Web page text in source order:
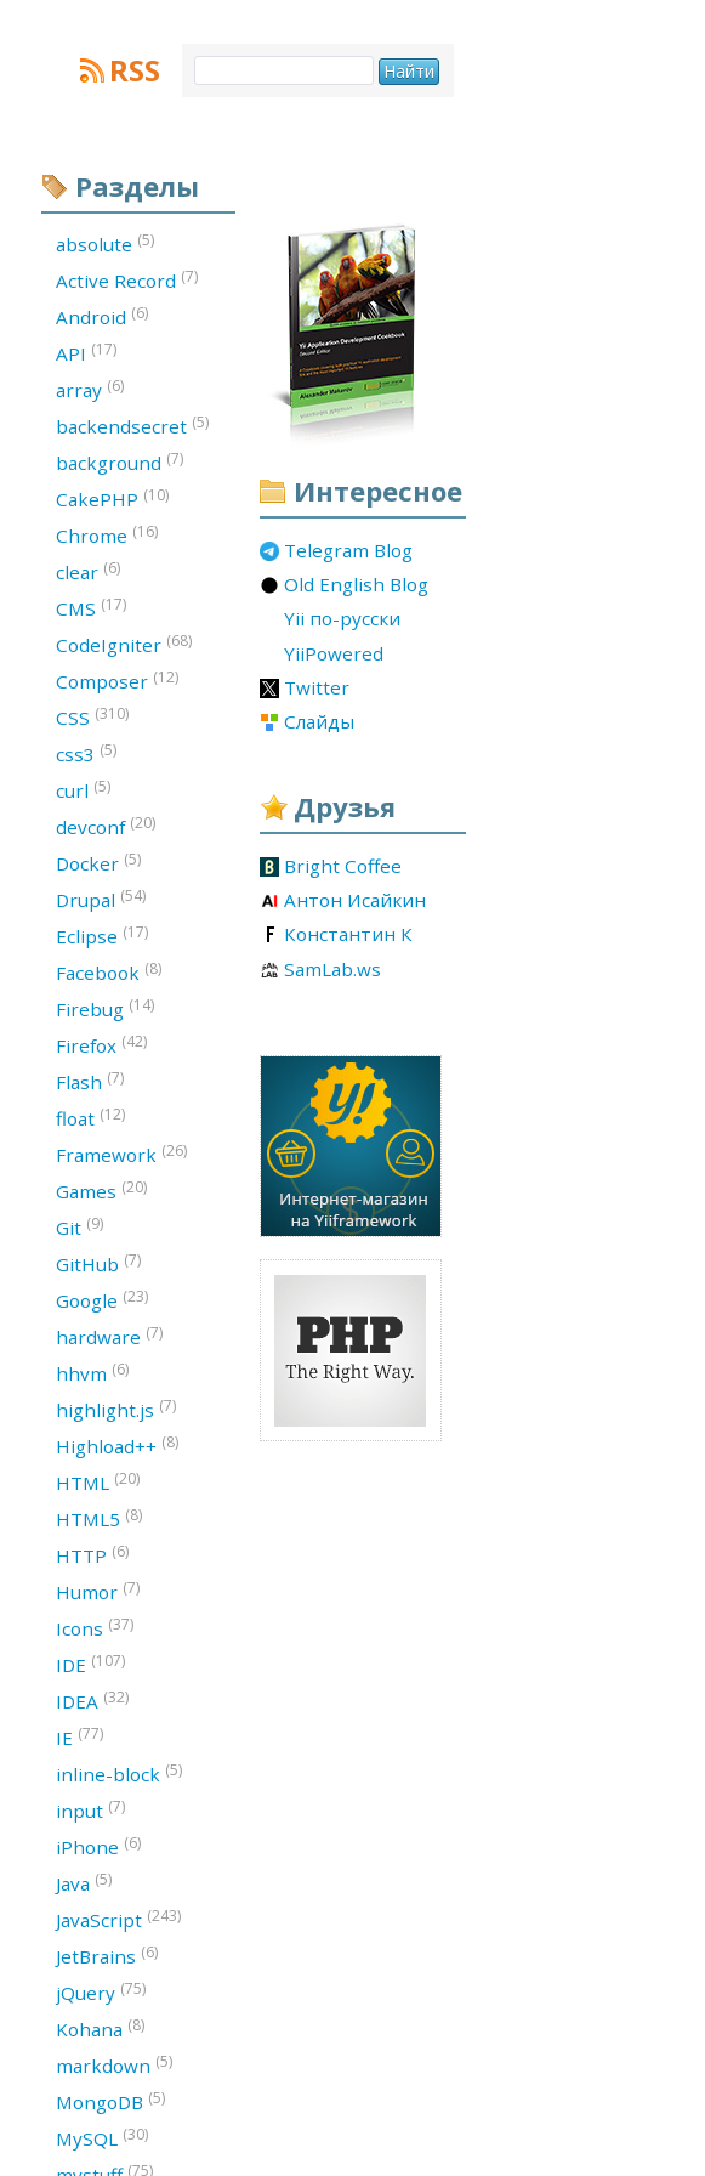
RSS
Интересное
Telegram Blog
Old English Blog
Yii по-русски
YiiPowered
Twitter
Слайды
Друзья
Bright Coffee
Антон Исайкин
Константин К
SamLab.ws
Разделы
absolute (5)
Active Record (7)
Android (6)
API (17)
array (6)
backendsecret (5)
background (7)
CakePHP (10)
Chrome (16)
clear (6)
CMS (17)
CodeIgniter (68)
Composer (12)
CSS (310)
css3 (5)
curl (5)
devconf (20)
Docker (5)
Drupal (54)
Eclipse (17)
Facebook (8)
Firebug (14)
Firefox (42)
Flash (7)
float (12)
Framework (26)
Games (20)
Git (9)
GitHub (7)
Google (23)
hardware (7)
hhvm (6)
highlight.js (7)
Highload++ (8)
HTML (20)
HTML5 (8)
HTTP (6)
Humor (7)
Icons (37)
IDE (107)
IDEA (32)
IE (77)
inline-block (5)
input (7)
iPhone (6)
Java (5)
JavaScript (243)
JetBrains (6)
jQuery (75)
Kohana (8)
markdown (5)
MongoDB (5)
MySQL (30)
(75)